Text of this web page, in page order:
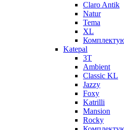
Claro Antik
Natur
Tema
XL
Katepal
3T
Ambient
Classic KL
Jazzy
Foxy
Katrilli
Mansion
Rocky